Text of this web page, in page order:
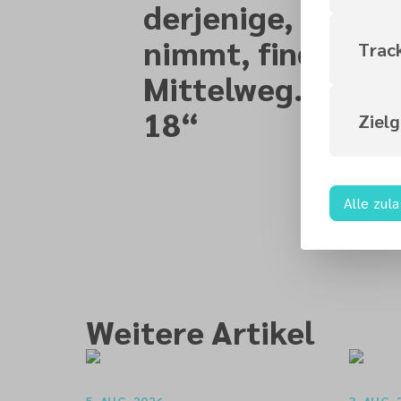
derjenige, der
nimmt, findet
Mittelweg.
18“
Weitere Artikel
Alle